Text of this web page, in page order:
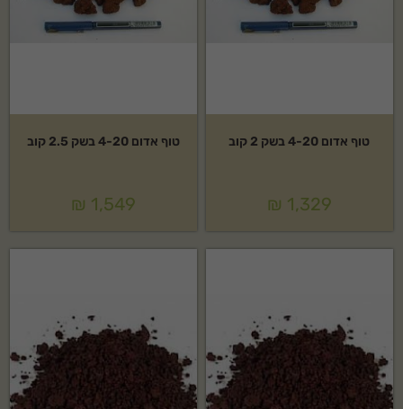
טוף אדום 4-20 בשק 2 קוב
₪ 1,329
טוף אדום 4-20 בשק 2.5 קוב
₪ 1,549